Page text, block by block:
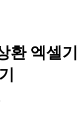
환 엑셀기